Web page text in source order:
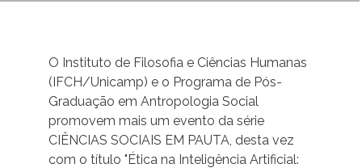
O Instituto de Filosofia e Ciências Humanas
(IFCH/Unicamp) e o Programa de Pós-
Graduação em Antropologia Social
promovem mais um evento da série
CIÊNCIAS SOCIAIS EM PAUTA, desta vez
com o título "Ética na Inteligência Artificial: